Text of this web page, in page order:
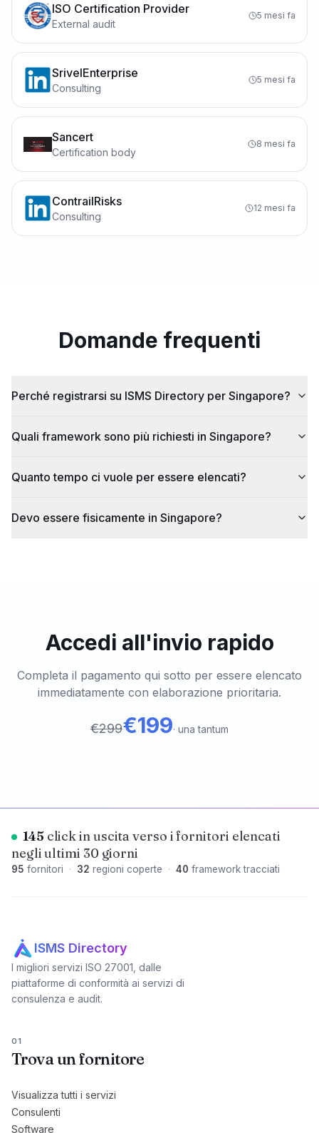
ISO Certification Provider
External audit
5 mesi fa
SrivelEnterprise
Consulting
5 mesi fa
Sancert
Certification body
8 mesi fa
ContrailRisks
Consulting
12 mesi fa
Domande frequenti
Perché registrarsi su ISMS Directory per Singapore?
Quali framework sono più richiesti in Singapore?
Quanto tempo ci vuole per essere elencati?
Devo essere fisicamente in Singapore?
Accedi all'invio rapido
Completa il pagamento qui sotto per essere elencato
immediatamente con elaborazione prioritaria.
€299€199· una tantum
145 click in uscita verso i fornitori elencati
negli ultimi 30 giorni
95 fornitori · 32 regioni coperte · 40 framework tracciati
ISMS Directory
I migliori servizi ISO 27001, dalle
piattaforme di conformità ai servizi di
consulenza e audit.
01
Trova un fornitore
Visualizza tutti i servizi
Consulenti
Software